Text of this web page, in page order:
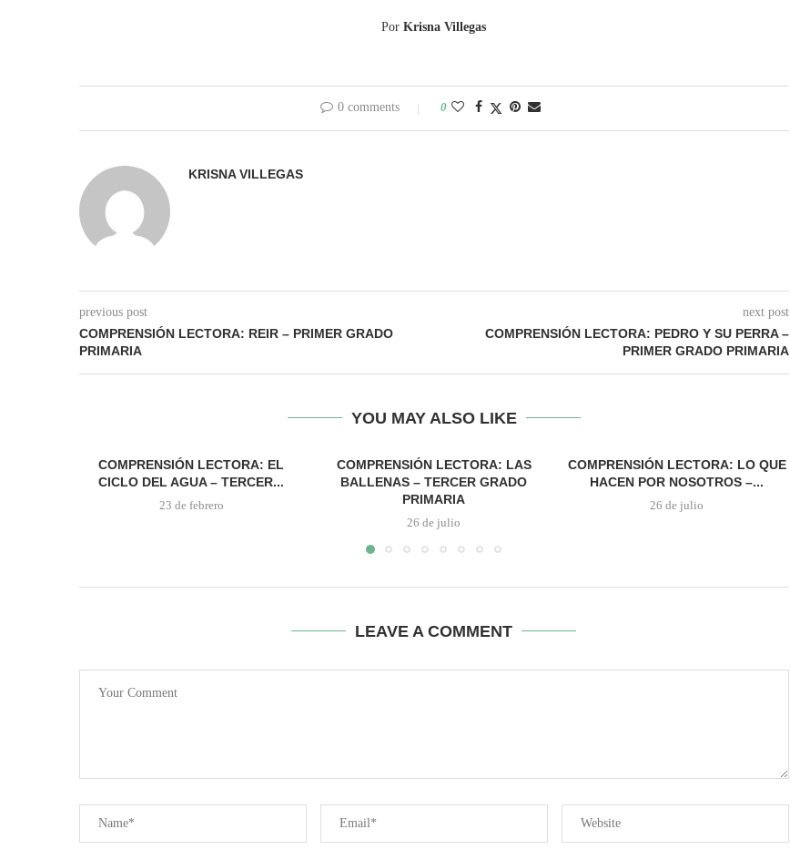
PorKrisna Villegas
0 comments 0
KRISNA VILLEGAS
previous post
COMPRENSIÓN LECTORA: REIR – PRIMER GRADO
PRIMARIA
next post
COMPRENSIÓN LECTORA: PEDRO Y SU PERRA –
PRIMER GRADO PRIMARIA
YOU MAY ALSO LIKE
COMPRENSIÓN LECTORA: EL
CICLO DEL AGUA – TERCER...
23 de febrero
COMPRENSIÓN LECTORA: LAS
BALLENAS – TERCER GRADO
PRIMARIA
26 de julio
COMPRENSIÓN LECTORA: LO QUE
HACEN POR NOSOTROS –...
26 de julio
LEAVE A COMMENT